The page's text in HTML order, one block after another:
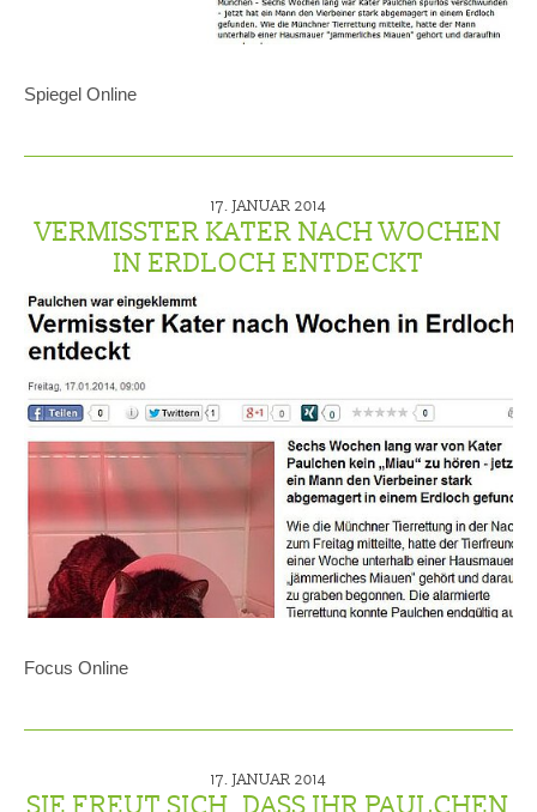
Spiegel Online
17. JANUAR 2014
VERMISSTER KATER NACH WOCHEN
IN ERDLOCH ENTDECKT
Focus Online
17. JANUAR 2014
SIE FREUT SICH, DASS IHR PAULCHEN